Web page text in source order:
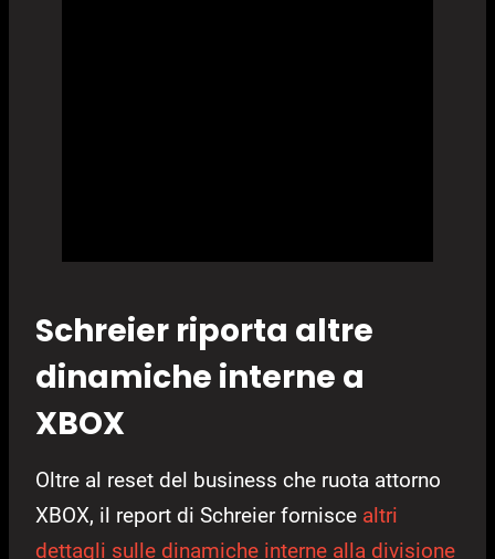
Schreier riporta altre
dinamiche interne a
XBOX
Oltre al reset del business che ruota attorno
XBOX, il report di Schreier fornisce altri
dettagli sulle dinamiche interne alla divisione